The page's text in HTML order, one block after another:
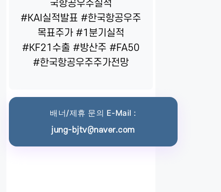
국항공우주실적
#KAI실적발표 #한국항공우주
목표주가 #1분기실적
#KF21수출 #방산주 #FA50
#한국항공우주주가전망
배너/제휴 문의 E-Mail :
jung-bjtv@naver.com